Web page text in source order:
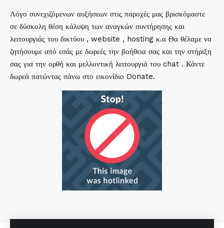
Λόγο συνεχιζόμενων αυξήσεων στις παροχές μας βρισκόμαστε
σε δύσκολη θέση κάλυψη των αναγκών συντήρησης και
λειτουργιάς του δικτύου , website , hosting κ.α Θα θέλαμε να
ζητήσουμε από εσάς με δωρεές την βοήθεια σας και την στήριξη
σας για την ορθή και μελλοντική λειτουργιά του chat . Κάντε
δωρεά πατώντας πάνω στο εικονίδιο Donate.